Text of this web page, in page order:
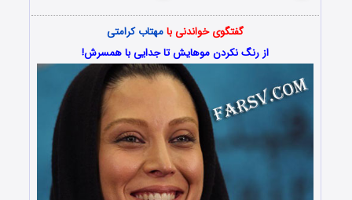
گفتگوی خواندنی بامهتاب کرامتی
از رنگ نکردن موهایش تا جدایی با همسرش!